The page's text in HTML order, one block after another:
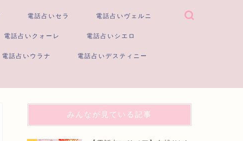
電話占いセラ 電話占いヴェルニ
電話占いクォーレ 電話占いシエロ
電話占いウラナ 電話占いデスティニー
みんなが見ている記事